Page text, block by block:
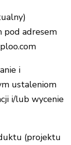
adresem
i
ustaleniom
i/lub wycenie
(projektu